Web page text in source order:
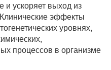
и ускоряет выход из
эффекты
уровнях,
процессов в организме